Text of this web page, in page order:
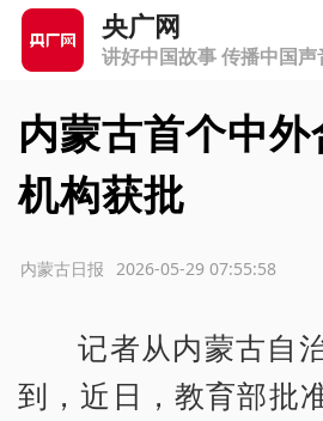
央广网
讲好中国故事 传播中国声
内蒙古首个中
机构获批
2026-05-29 07:55:58
内蒙古日报
记者从内蒙古自
到，近日，教育部批